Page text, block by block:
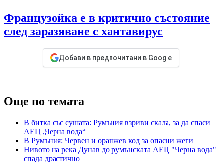
Французойка е в критично състояние
след заразяване с хантавирус
Добави в предпочитани в Google
Още по темата
В битка със сушата: Румъния взриви скала, за да спаси
АЕЦ „Черна вода“
В Румъния: Червен и оранжев код за опасни жеги
Нивото на река Дунав до румънската АЕЦ "Черна вода"
спада драстично